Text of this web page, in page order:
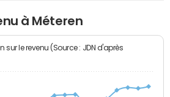
à Méteren
sur le revenu (Source : JDN d'après